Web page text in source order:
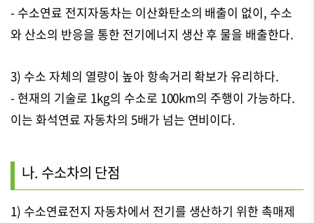
- 수소연료 전지자동차는 이산화탄소의 배출이 없이, 수소
와 산소의 반응을 통한 전기에너지 생산 후 물을 배출한다.
3) 수소 자체의 열량이 높아 항속거리 확보가 유리하다.
- 현재의 기술로 1kg의 수소로 100km의 주행이 가능하다.
이는 화석연료 자동차의 5배가 넘는 연비이다.
나. 수소차의 단점
1) 수소연료전지 자동차에서 전기를 생산하기 위한 촉매제